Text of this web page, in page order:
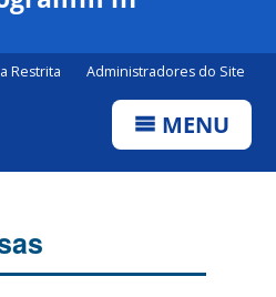
Restrita Administradores do Site
MENU